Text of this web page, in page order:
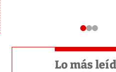
Lo más